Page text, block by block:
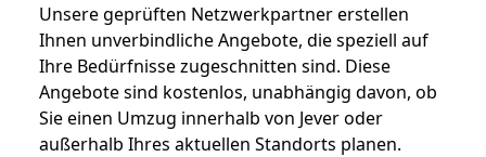
Unsere geprüften Netzwerkpartner erstellen
Ihnen unverbindliche Angebote, die speziell auf
Ihre Bedürfnisse zugeschnitten sind. Diese
Angebote sind kostenlos, unabhängig davon, ob
Sie einen Umzug innerhalb von Jever oder
außerhalb Ihres aktuellen Standorts planen.